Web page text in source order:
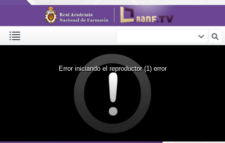
Error iniciando el reproductor (1) error